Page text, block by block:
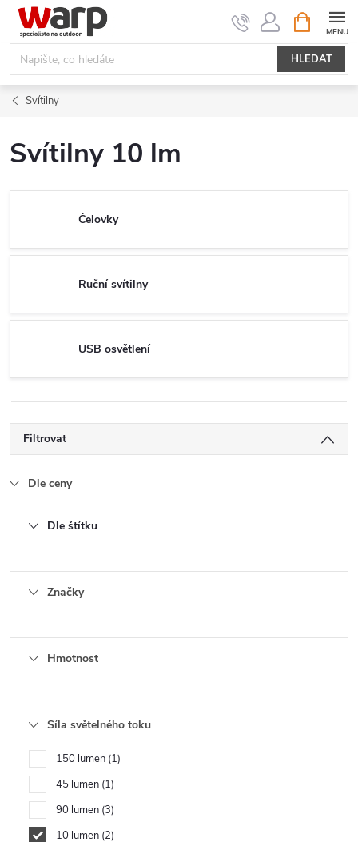
Přejít
obsah
HLEDAT
NÁKUPNÍ
KOŠÍK
Svítilny
Svítilny 10 lm
Čelovky
Ruční svítilny
USB osvětlení
Filtrovat
Dle ceny
Dle štítku
Značky
Hmotnost
Síla světelného toku
150 lumen 1
45 lumen 1
90 lumen 3
10 lumen 2